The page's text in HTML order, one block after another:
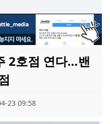
2호점 연다…밴
23 09:58